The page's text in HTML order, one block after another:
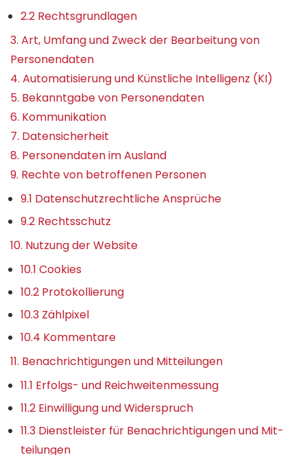
2.2 Rechts­grundlagen
3. Art, Umfang und Zweck der Bearbeitung von
Personen­daten
4. Auto­matisierung und Künst­liche Intelli­genz (KI)
5. Bekanntgabe von Personen­daten
6. Kommunikation
7. Daten­sicherheit
8. Personen­daten im Ausland
9. Rechte von betroffenen Personen
9.1 Daten­schutz­rechtliche Ansprüche
9.2 Rechtsschutz
10. Nutzung der Website
10.1 Cookies
10.2 Protokollierung
10.3 Zählpixel
10.4 Kommentare
11. Benach­richti­gungen und Mit­teilungen
11.1 Erfolgs- und Reichweiten­messung
11.2 Einwilligung und Wider­spruch
11.3 Dienst­leister für Benach­richti­gungen und Mit­
teilungen